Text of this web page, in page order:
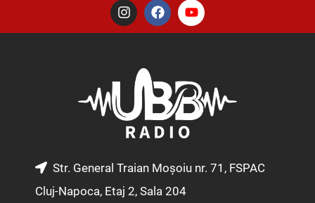
I
n
s
m
F
a
c
o
k
Y
o
u
e
Str. General Traian Moșoiu nr. 71, FSPAC
Cluj-Napoca, Etaj 2, Sala 204